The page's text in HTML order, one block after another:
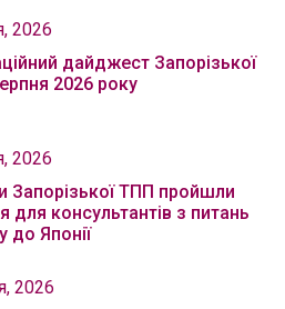
2026
дайджест Запорізької
2026 року
2026
Запорізької ТПП пройшли
для консультантів з питань
до Японії
2026